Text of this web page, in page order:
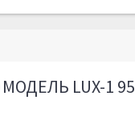
LUX-1 95